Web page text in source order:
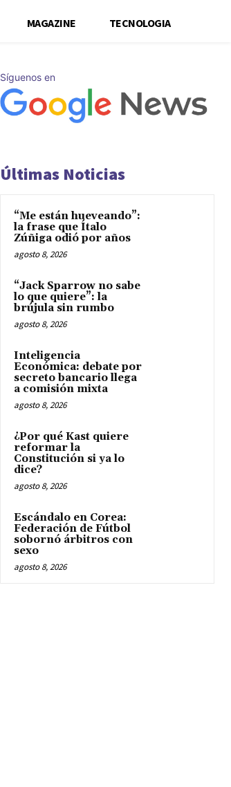
MAGAZINE TECNOLOGIA
Síguenos en
Últimas Noticias
“Me están hueveando”:
la frase que Ítalo
Zúñiga odió por años
agosto 8, 2026
“Jack Sparrow no sabe
lo que quiere”: la
brújula sin rumbo
agosto 8, 2026
Inteligencia
Económica: debate por
secreto bancario llega
a comisión mixta
agosto 8, 2026
¿Por qué Kast quiere
reformar la
Constitución si ya lo
dice?
agosto 8, 2026
Escándalo en Corea:
Federación de Fútbol
sobornó árbitros con
sexo
agosto 8, 2026